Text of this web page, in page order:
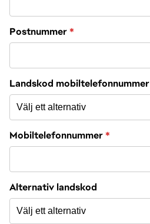
Postnummer*
Landskod mobiltelefonnummer
Välj ett alternativ
Mobiltelefonnummer*
Alternativ landskod
Välj ett alternativ